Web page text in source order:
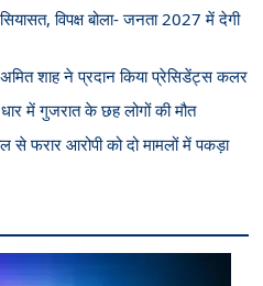
विपक्ष बोला- जनता 2027 में देगी
शाह ने प्रदान किया प्रेसिडेंट्स कलर
में गुजरात के छह लोगों की मौत
से फरार आरोपी को दो मामलों में पकड़ा